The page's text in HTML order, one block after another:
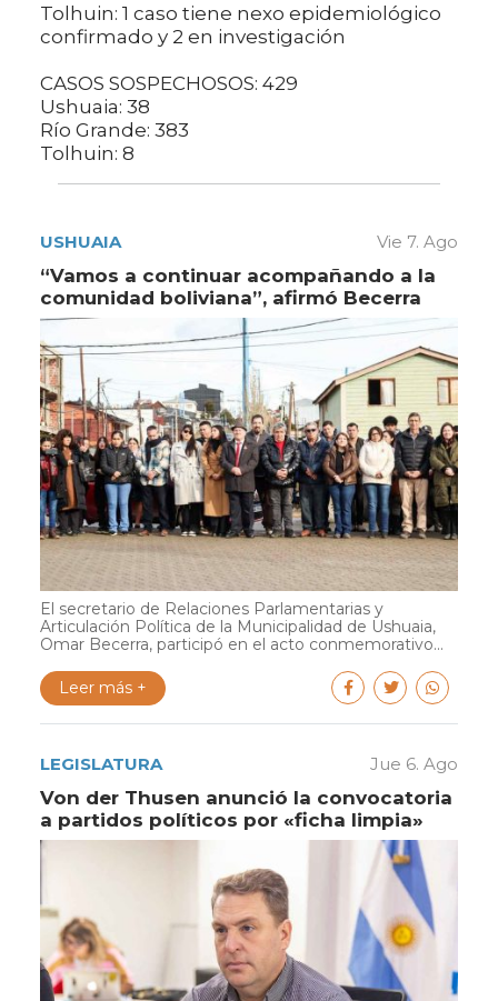
Tolhuin: 1 caso tiene nexo epidemiológico
confirmado y 2 en investigación
CASOS SOSPECHOSOS: 429
Ushuaia: 38
Río Grande: 383
Tolhuin: 8
USHUAIA Vie 7. Ago
“Vamos a continuar acompañando a la
comunidad boliviana”, afirmó Becerra
El secretario de Relaciones Parlamentarias y
Articulación Política de la Municipalidad de Ushuaia,
Omar Becerra, participó en el acto conmemorativo...
Leer más +
LEGISLATURA Jue 6. Ago
Von der Thusen anunció la convocatoria
a partidos políticos por «ficha limpia»